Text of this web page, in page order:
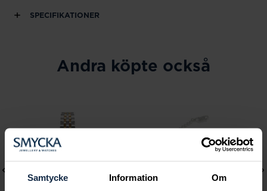
Samtycke Information Om
SPECIFIKATIONER
Andra köpte också